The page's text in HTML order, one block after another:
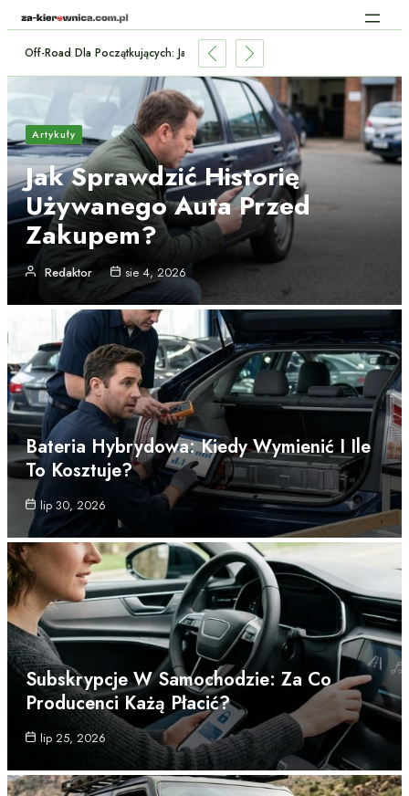
Off-Road Dla Początkujących: Jak Przygotować Auto Terenowe?
Artykuły
Jak Sprawdzić Historię
Używanego Auta Przed
Zakupem?
Redaktor sie 4, 2026
Bateria Hybrydowa: Kiedy Wymienić I Ile
To Kosztuje?
lip 30, 2026
Subskrypcje W Samochodzie: Za Co
Producenci Każą Płacić?
lip 25, 2026